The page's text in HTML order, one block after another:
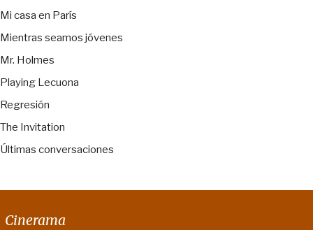
Mi casa en París
Mientras seamos jóvenes
Mr. Holmes
Playing Lecuona
Regresión
The Invitation
Últimas conversaciones
Cinerama